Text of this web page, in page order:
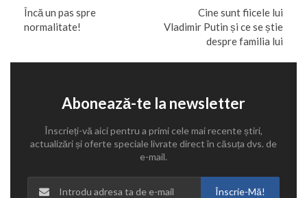
Încă un pas spre
normalitate!
Cine sunt fiicele lui
Vladimir Putin și ce se știe
despre familia lui
Abonează-te la newsletter
Înscrieți-vă aici pentru a primi cele mai recente știri,
actualizări și oferte speciale livrate direct în căsuța dvs. de
e-mail.
Înscrie-Mă!